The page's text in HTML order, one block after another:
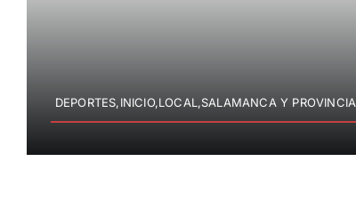
DEPORTES,INICIO,LOCAL,SALAMANCA Y PROVINCIA